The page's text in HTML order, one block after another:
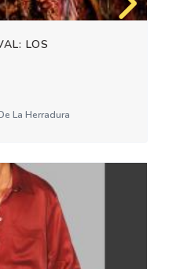
LOS
La Herradura